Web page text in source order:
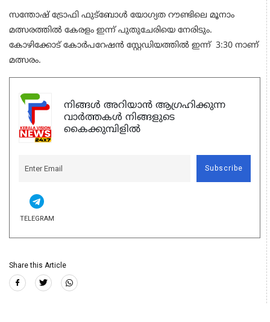
സന്തോഷ്‌ ട്രോഫി ഫുട്‌ബോൾ യോഗ്യത റൗണ്ടിലെ മൂനാം
മത്സരത്തിൽ കേരളം ഇന്ന് പുതുചേരിയെ നേരിടും.
കോഴിക്കോട് കോർപറേഷൻ സ്റ്റേഡിയത്തിൽ ഇന്ന് 3:30 നാണ്
മത്സരം.
നിങ്ങൾ അറിയാൻ ആഗ്രഹിക്കുന്ന
വാർത്തകൾ നിങ്ങളുടെ
കൈക്കുമ്പിളിൽ
Subscribe
TELEGRAM
Share this Article